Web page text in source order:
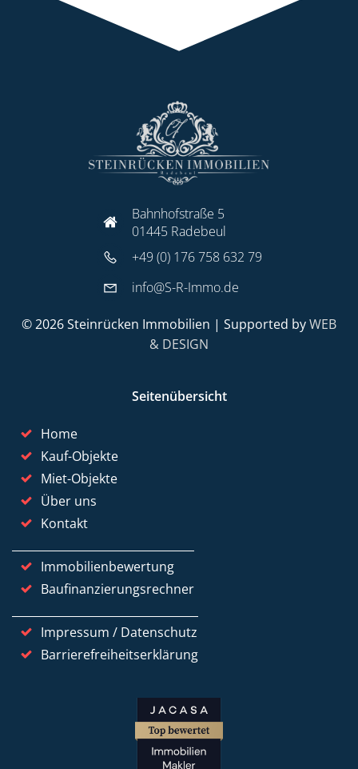
Bahnhofstraße 5
01445 Radebeul
+49 (0) 176 758 632 79
info@S-R-Immo.de
© 2026 Steinrücken Immobilien | Supported byWEB
& DESIGN
Seitenübersicht
Home
Kauf-Objekte
Miet-Objekte
Über uns
Kontakt
Immobilienbewertung
Baufinanzierungsrechner
Impressum / Datenschutz
Barrierefreiheitserklärung